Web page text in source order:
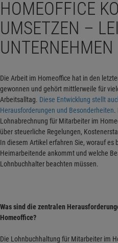
HOMEOFFICE
UMSETZEN –
UNTERNEHMEN
Die Arbeit im Homeoffice hat in den
gewonnen und gehört mittlerweile für
Arbeitsalltag. Diese Entwicklung stellt
Herausforderungen und Besonderheiten.
Lohnabrechnung für Mitarbeiter im
über steuerliche Regelungen,
In diesem Artikel erfahren Sie, worauf es
Heimarbeitende ankommt und welche
Lohnbuchhalter beachten müssen.
Was sind die zentralen
Homeoffice?
Die Lohnbuchhaltung für Mitarbeiter im